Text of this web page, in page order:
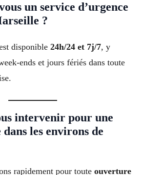
un service d’urgence
?
disponible 24h/24 et 7j/7, y
ends et jours fériés dans toute
intervenir pour une
les environs de
rapidement pour toute ouverture